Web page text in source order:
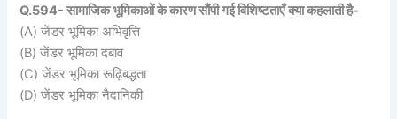
Q.594- सामाजिक भूमिकाओं के कारण सौंपी गई विशिष्टताएँ क्या कहलाती है-
(A) जेंडर भूमिका अभिवृत्ति
(B) जेंडर भूमिका दबाव
(C) जेंडर भूमिका रूढ़िबद्धता
(D) जेंडर भूमिका नैदानिकी